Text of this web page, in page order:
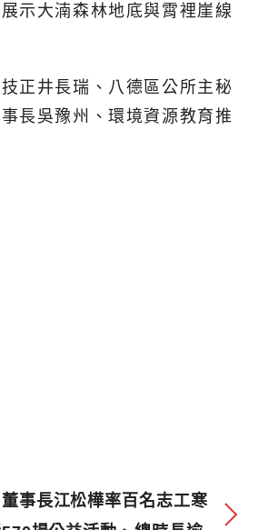
示大湳森林地底與霄裡崖線
正井長瑞、八德區公所主秘
長吳豫州、環境資源教育推
董事長江松樺率百名志工寒